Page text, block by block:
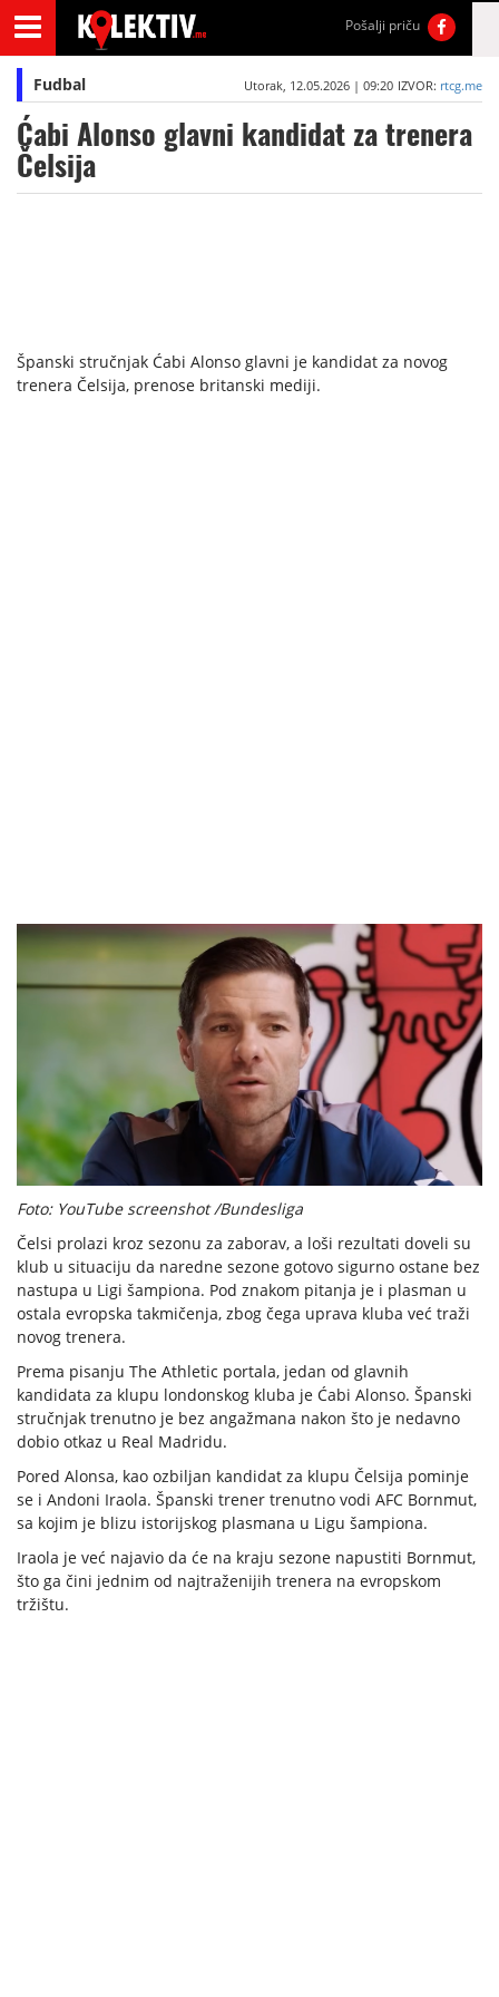
Pošalji priču
Fudbal Utorak, 12.05.2026 | 09:20 IZVOR: rtcg.me
Ćabi Alonso glavni kandidat za trenera
Čelsija
Španski stručnjak Ćabi Alonso glavni je kandidat za novog
trenera Čelsija, prenose britanski mediji.
Foto: YouTube screenshot /Bundesliga
Čelsi prolazi kroz sezonu za zaborav, a loši rezultati doveli su
klub u situaciju da naredne sezone gotovo sigurno ostane bez
nastupa u Ligi šampiona. Pod znakom pitanja je i plasman u
ostala evropska takmičenja, zbog čega uprava kluba već traži
novog trenera.
Prema pisanju The Athletic portala, jedan od glavnih
kandidata za klupu londonskog kluba je Ćabi Alonso. Španski
stručnjak trenutno je bez angažmana nakon što je nedavno
dobio otkaz u Real Madridu.
Pored Alonsa, kao ozbiljan kandidat za klupu Čelsija pominje
se i Andoni Iraola. Španski trener trenutno vodi AFC Bornmut,
sa kojim je blizu istorijskog plasmana u Ligu šampiona.
Iraola je već najavio da će na kraju sezone napustiti Bornmut,
što ga čini jednim od najtraženijih trenera na evropskom
tržištu.